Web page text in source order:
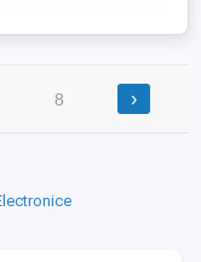
8 ›